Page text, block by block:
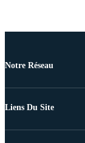
Notre Réseau
Liens Du Site